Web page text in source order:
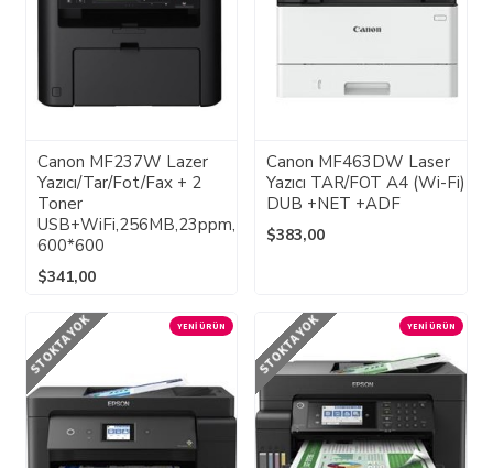
Canon MF237W Lazer
Yazıcı/Tar/Fot/Fax + 2
Toner
USB+WiFi,256MB,23ppm,
600*600
$341,00
Canon MF463DW Laser
Yazıcı TAR/FOT A4 (Wi-Fi)
DUB +NET +ADF
$383,00
YENI ÜRÜN
STOKTA YOK YENI ÜRÜN
STOKTA YOK